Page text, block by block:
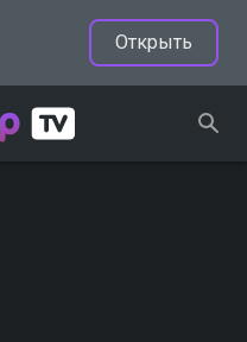
Открыть